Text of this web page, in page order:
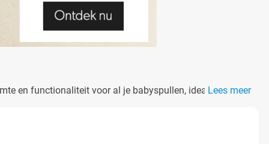
en functionaliteit voor al je babyspullen, ideaal voor
Lees meer